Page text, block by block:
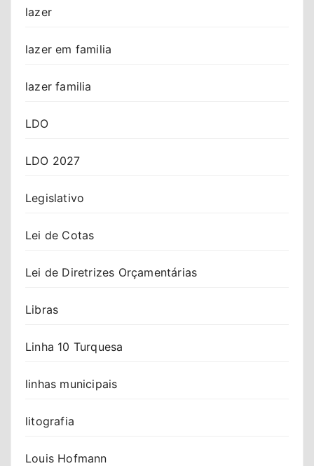
lazer
lazer em familia
lazer familia
LDO
LDO 2027
Legislativo
Lei de Cotas
Lei de Diretrizes Orçamentárias
Libras
Linha 10 Turquesa
linhas municipais
litografia
Louis Hofmann